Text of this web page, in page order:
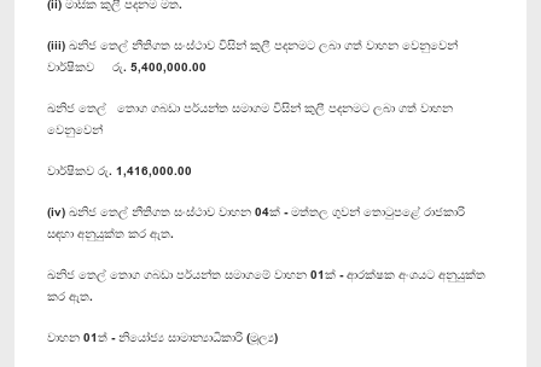
(ii) මාසික කුලී පදනම මත.
(iii) ඛනිජ තෙල් නීතිගත සංස්ථාව විසින් කුලී පදනමට ලබා ගත් වාහන වෙනුවෙන්
වාර්ෂිකව රු. 5,400,000.00
ඛනිජ තෙල් තොග ගබඩා පර්යන්ත සමාගම විසින් කුලී පදනමට ලබා ගත් වාහන
වෙනුවෙන්
වාර්ෂිකව රු. 1,416,000.00
(iv) ඛනිජ තෙල් නීතිගත සංස්ථාව වාහන 04ක් - මත්තල ගුවන් තොටුපළේ රාජකාරි
සඳහා අනුයුක්ත කර ඇත.
ඛනිජ තෙල් තොග ගබඩා පර්යන්ත සමාගමේ වාහන 01ක් - ආරක්ෂක අංශයට අනුයුක්ත
කර ඇත.
වාහන 01ත් - නියෝජ්‍ය සාමාන්‍යාධිකාරි (මූල්‍ය)